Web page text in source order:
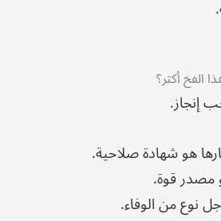
الفخ أكثر؟
إنجاز.
هو شهادة صلاحية.
مصدر قوة.
نوع من الوفاء.